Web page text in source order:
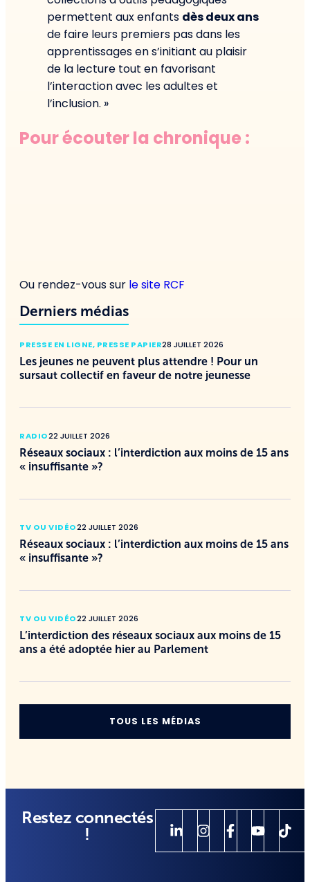
permettent aux enfants dès deux ans
de faire leurs premiers pas dans les
apprentissages en s’initiant au plaisir
de la lecture tout en favorisant
l’interaction avec les adultes et
l’inclusion. »
Pour écouter la chronique :
Ou rendez-vous sur le site RCF
Derniers médias
PRESSE EN LIGNE, PRESSE PAPIER28 JUILLET 2026
Les jeunes ne peuvent plus attendre ! Pour un
sursaut collectif en faveur de notre jeunesse
RADIO22 JUILLET 2026
Réseaux sociaux : l’interdiction aux moins de 15 ans
« insuffisante »?
TV OU VIDÉO22 JUILLET 2026
Réseaux sociaux : l’interdiction aux moins de 15 ans
« insuffisante »?
TV OU VIDÉO22 JUILLET 2026
L’interdiction des réseaux sociaux aux moins de 15
ans a été adoptée hier au Parlement
TOUS LES MÉDIAS
Restez connectés
!